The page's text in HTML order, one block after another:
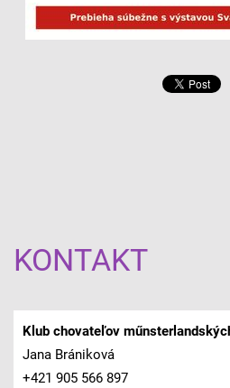
KONTAKT
Klub chovateľov
Jana Brániková
+421 905 566 897